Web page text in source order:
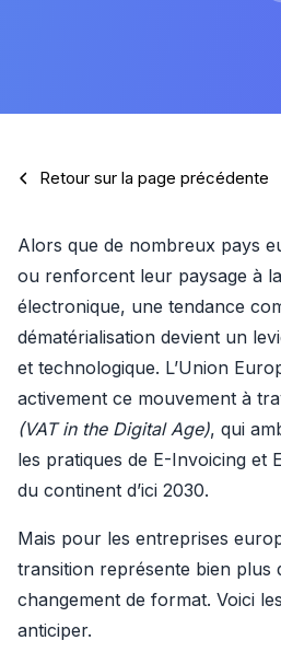
Retour sur la page précédente
Alors que de nombreux pays
ou renforcent leur paysage à
électronique, une tendance
dématérialisation devient un
et technologique. L’Union
activement ce mouvement à
(VAT in the Digital Age), qui
les pratiques de E-Invoicing et
du continent d’ici 2030.
Mais pour les entreprises
transition représente bien plus
changement de format. Voici
anticiper.